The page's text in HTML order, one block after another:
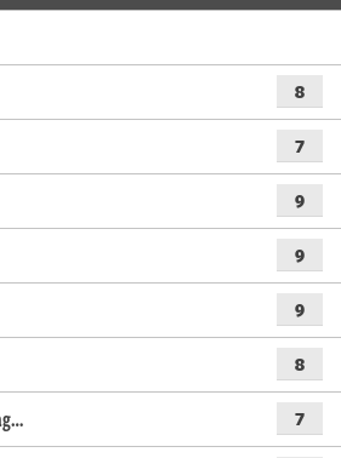
8
7
9
9
9
8
7